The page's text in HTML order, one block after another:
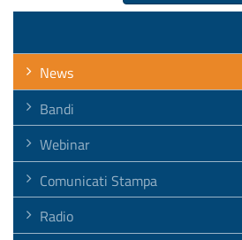
News
Bandi
Webinar
Comunicati Stampa
Radio